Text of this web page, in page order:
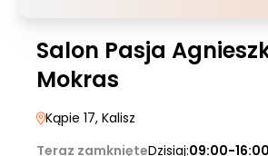
Salon Pasja
Mokras
Kąpie 17, Kalisz
Teraz zamknięteDzisiaj:09:00-16:00